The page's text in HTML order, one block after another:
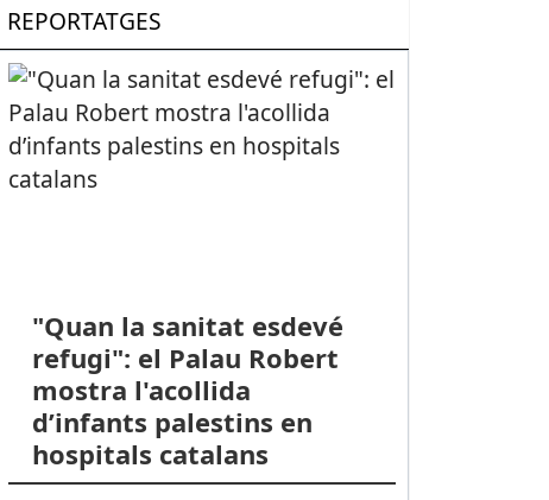
REPORTATGES
"Quan la sanitat esdevé
refugi": el Palau Robert
mostra l'acollida
d’infants palestins en
hospitals catalans